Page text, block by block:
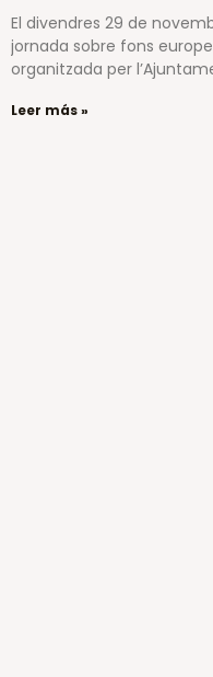
El divendres 29 de
jornada sobre fons
organitzada per
Leer más »